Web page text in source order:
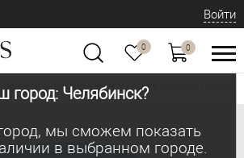
город: Челябинск?
мы сможем показать
в выбранном городе.
Войти
0 0
и современная Мужские рубашки | сорочки